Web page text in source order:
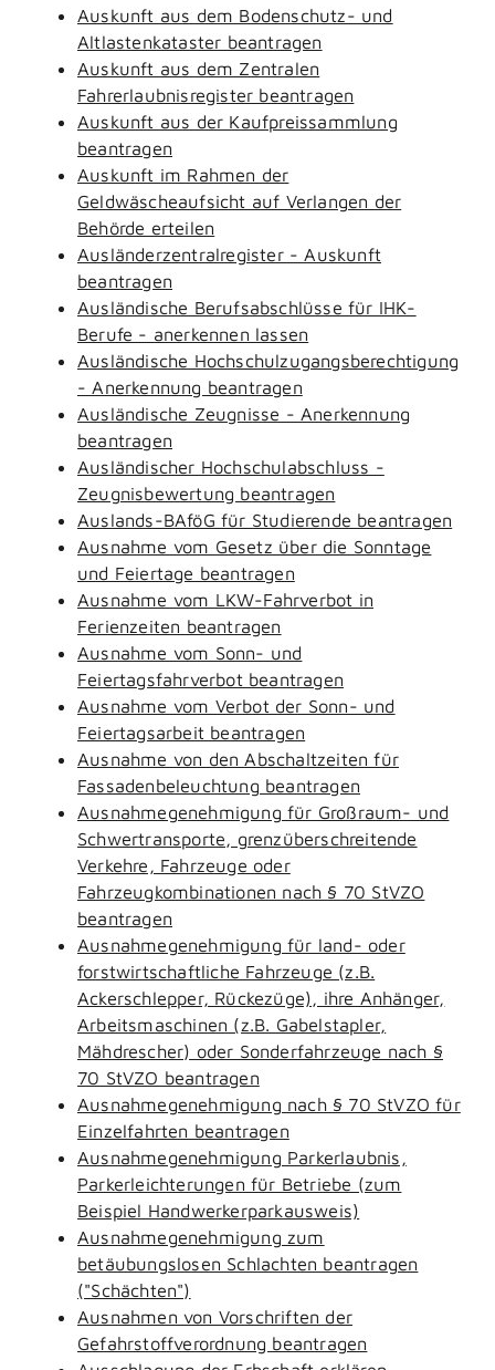
Auskunft aus dem Bodenschutz- und
Altlastenkataster beantragen
Auskunft aus dem Zentralen
Fahrerlaubnisregister beantragen
Auskunft aus der Kaufpreissammlung
beantragen
Auskunft im Rahmen der
Geldwäscheaufsicht auf Verlangen der
Behörde erteilen
Ausländerzentralregister - Auskunft
beantragen
Ausländische Berufsabschlüsse für IHK-
Berufe - anerkennen lassen
Ausländische Hochschulzugangsberechtigung
- Anerkennung beantragen
Ausländische Zeugnisse - Anerkennung
beantragen
Ausländischer Hochschulabschluss -
Zeugnisbewertung beantragen
Auslands-BAföG für Studierende beantragen
Ausnahme vom Gesetz über die Sonntage
und Feiertage beantragen
Ausnahme vom LKW-Fahrverbot in
Ferienzeiten beantragen
Ausnahme vom Sonn- und
Feiertagsfahrverbot beantragen
Ausnahme vom Verbot der Sonn- und
Feiertagsarbeit beantragen
Ausnahme von den Abschaltzeiten für
Fassadenbeleuchtung beantragen
Ausnahmegenehmigung für Großraum- und
Schwertransporte, grenzüberschreitende
Verkehre, Fahrzeuge oder
Fahrzeugkombinationen nach § 70 StVZO
beantragen
Ausnahmegenehmigung für land- oder
forstwirtschaftliche Fahrzeuge (z.B.
Ackerschlepper, Rückezüge), ihre Anhänger,
Arbeitsmaschinen (z.B. Gabelstapler,
Mähdrescher) oder Sonderfahrzeuge nach §
70 StVZO beantragen
Ausnahmegenehmigung nach § 70 StVZO für
Einzelfahrten beantragen
Ausnahmegenehmigung Parkerlaubnis,
Parkerleichterungen für Betriebe (zum
Beispiel Handwerkerparkausweis)
Ausnahmegenehmigung zum
betäubungslosen Schlachten beantragen
("Schächten")
Ausnahmen von Vorschriften der
Gefahrstoffverordnung beantragen